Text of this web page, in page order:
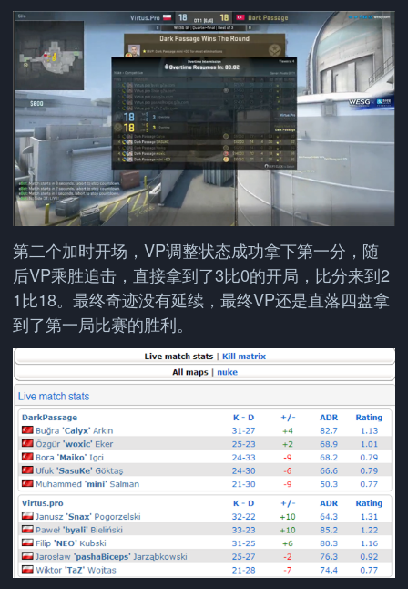
第二个加时开场，VP调整状态成功拿下第一分，随
后VP乘胜追击，直接拿到了3比0的开局，比分来到2
1比18。最终奇迹没有延续，最终VP还是直落四盘拿
到了第一局比赛的胜利。